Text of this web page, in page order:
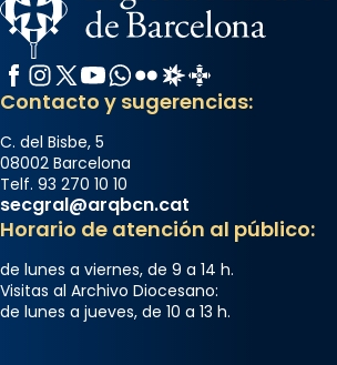
Facebook
Instagram
X / Twitter
YouTube
WhatsApp
FlickrRadio Estel
Catalunya
Contacto y sugerencias:
C. del Bisbe, 5
08002 Barcelona
Telf. 93 270 10 10
secgral@arqbcn.cat
Horario de atención al público:
de lunes a viernes, de 9 a 14 h.
Visitas al Archivo Diocesano:
de lunes a jueves, de 10 a 13 h.